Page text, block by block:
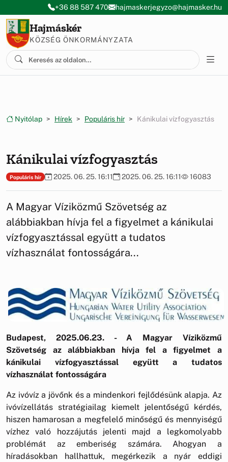
Ugrás a menüre
Ugrás a tartalomra
+36 88 587 470 hajmaskerjegyzo@hajmasker.hu
Hajmáskér
KÖZSÉG ÖNKORMÁNYZATA
Nyitólap Hírek Populáris hír Kánikulai vízfogyasztás
Kánikulai vízfogyasztás
Populáris hír 2025. 06. 25. 16:11 2025. 06. 25. 16:11 16083
A Magyar Víziközmű Szövetség az
alábbiakban hívja fel a figyelmet a kánikulai
vízfogyasztással együtt a tudatos
vízhasználat fontosságára...
Budapest, 2025.06.23. - A Magyar Víziközmű
Szövetség az alábbiakban hívja fel a figyelmet a
kánikulai vízfogyasztással együtt a tudatos
vízhasználat fontosságára
Az ivóvíz a jövőnk és a mindenkori fejlődésünk alapja. Az
ivóvízellátás stratégiailag kiemelt jelentőségű kérdés,
hiszen hamarosan a megfelelő minőségű és mennyiségű
vízhez való hozzájutás jelenti majd a legkomolyabb
problémát az emberiség számára. Ahogyan a
híradásokban hallhattuk, megérkezik a nyár eddigi